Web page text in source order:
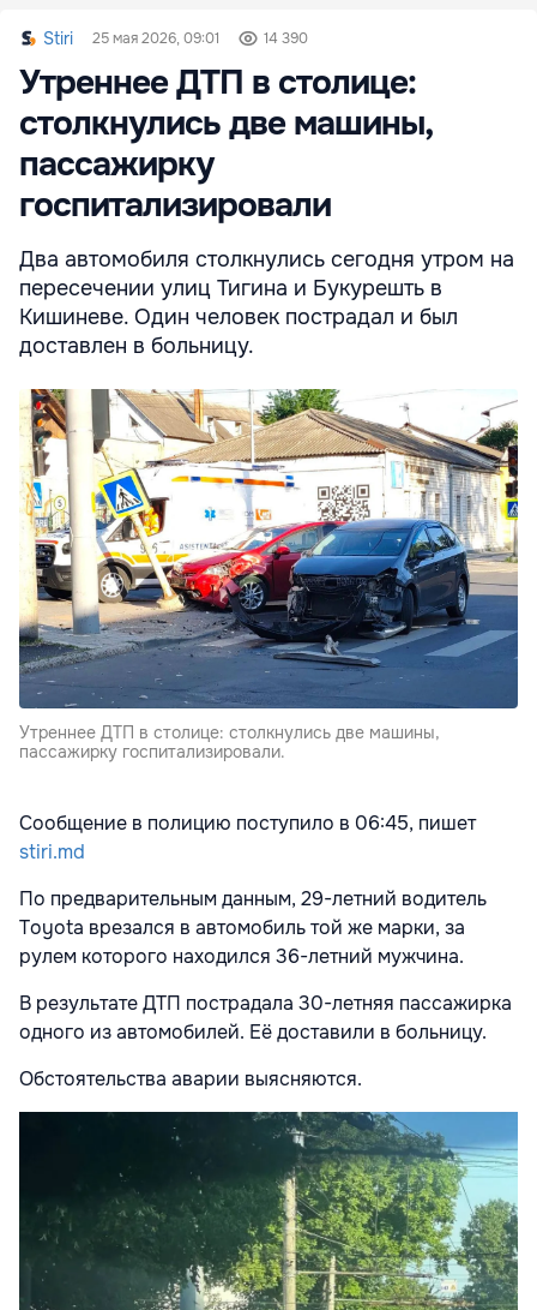
Stiri 25 мая 2026, 09:01 14 390
Утреннее ДТП в столице:
столкнулись две машины,
пассажирку
госпитализировали
Два автомобиля столкнулись сегодня утром на
пересечении улиц Тигина и Букурешть в
Кишиневе. Один человек пострадал и был
доставлен в больницу.
Утреннее ДТП в столице: столкнулись две машины,
пассажирку госпитализировали.
Сообщение в полицию поступило в 06:45, пишет
stiri.md
По предварительным данным, 29-летний водитель
Toyota врезался в автомобиль той же марки, за
рулем которого находился 36-летний мужчина.
В результате ДТП пострадала 30-летняя пассажирка
одного из автомобилей. Её доставили в больницу.
Обстоятельства аварии выясняются.